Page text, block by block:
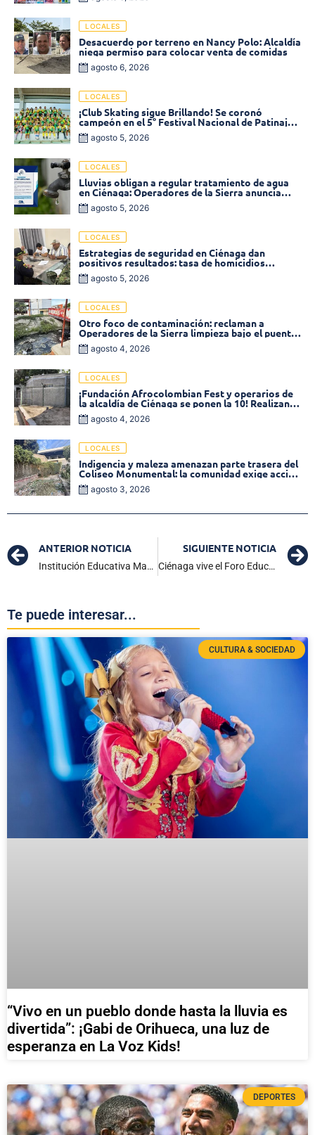
LOCALES
Desacuerdo por terreno en Nancy Polo: Alcaldía
niega permiso para colocar venta de comidas
agosto 6, 2026
LOCALES
¡Club Skating sigue Brillando! Se coronó
campeón en el 5° Festival Nacional de Patinaje
«Soledad sobre Ruedas»
agosto 5, 2026
LOCALES
Lluvias obligan a regular tratamiento de agua
en Ciénaga: Operadores de la Sierra anuncia
baja presión en varios sectores
agosto 5, 2026
LOCALES
Estrategias de seguridad en Ciénaga dan
positivos resultados: tasa de homicidios
disminuyó un 58% en 2026
agosto 5, 2026
LOCALES
Otro foco de contaminación: reclaman a
Operadores de la Sierra limpieza bajo el puente
de la calle 19 con carrera 11
agosto 4, 2026
LOCALES
¡Fundación Afrocolombian Fest y operarios de
la alcaldía de Ciénaga se ponen la 10! Realizan
limpieza de la parte posterior del Coliseo
Monumental
agosto 4, 2026
LOCALES
Indigencia y maleza amenazan parte trasera del
Coliseo Monumental: la comunidad exige acción
inmediata!
agosto 3, 2026
ANTERIOR NOTICIA
Institución Educativa Manuel J. del Castillo contará con nueva cancha múltiple
SIGUIENTE NOTICIA
Ciénaga vive el Foro Educativo Municipal 2025: jornada académica suspendida
Te puede interesar...
CULTURA & SOCIEDAD
“Vivo en un pueblo donde hasta la lluvia es
divertida”: ¡Gabi de Orihueca, una luz de
esperanza en La Voz Kids!
DEPORTES